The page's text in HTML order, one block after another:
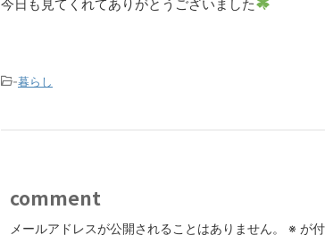
今日も見てくれてありがとうございました
-暮らし
comment
メールアドレスが公開されることはありません。 ※ が